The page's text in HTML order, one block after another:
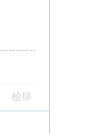
檢舉